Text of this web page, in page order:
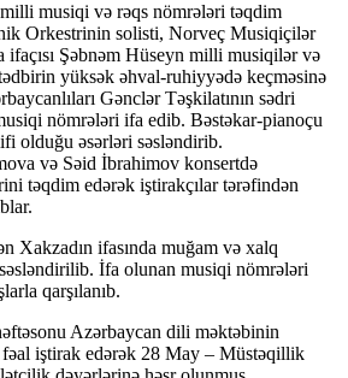
musiqi və rəqs nömrələri təqdim
Orkestrinin solisti, Norveç Musiqiçilər
Şəbnəm Hüseyn milli musiqilər və
tədbirin yüksək əhval-ruhiyyədə keçməsinə
Gənclər Təşkilatının sədri
nömrələri ifa edib. Bəstəkar-pianoçu
olduğu əsərləri səsləndirib.
və Səid İbrahimov konsertdə
təqdim edərək iştirakçılar tərəfindən
Xakzadın ifasında muğam və xalq
İfa olunan musiqi nömrələri
qarşılanıb.
Azərbaycan dili məktəbinin
iştirak edərək 28 May – Müstəqillik